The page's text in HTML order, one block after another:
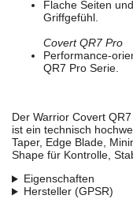
Flache Seiten
Griffgefühl.
Covert QR7 Pro
Performance-
QR7 Pro Serie.
Der Warrior Covert
ist ein technisch
Taper, Edge Blade,
Shape für Kontrolle,
Eigenschaften
Hersteller (GPSR)